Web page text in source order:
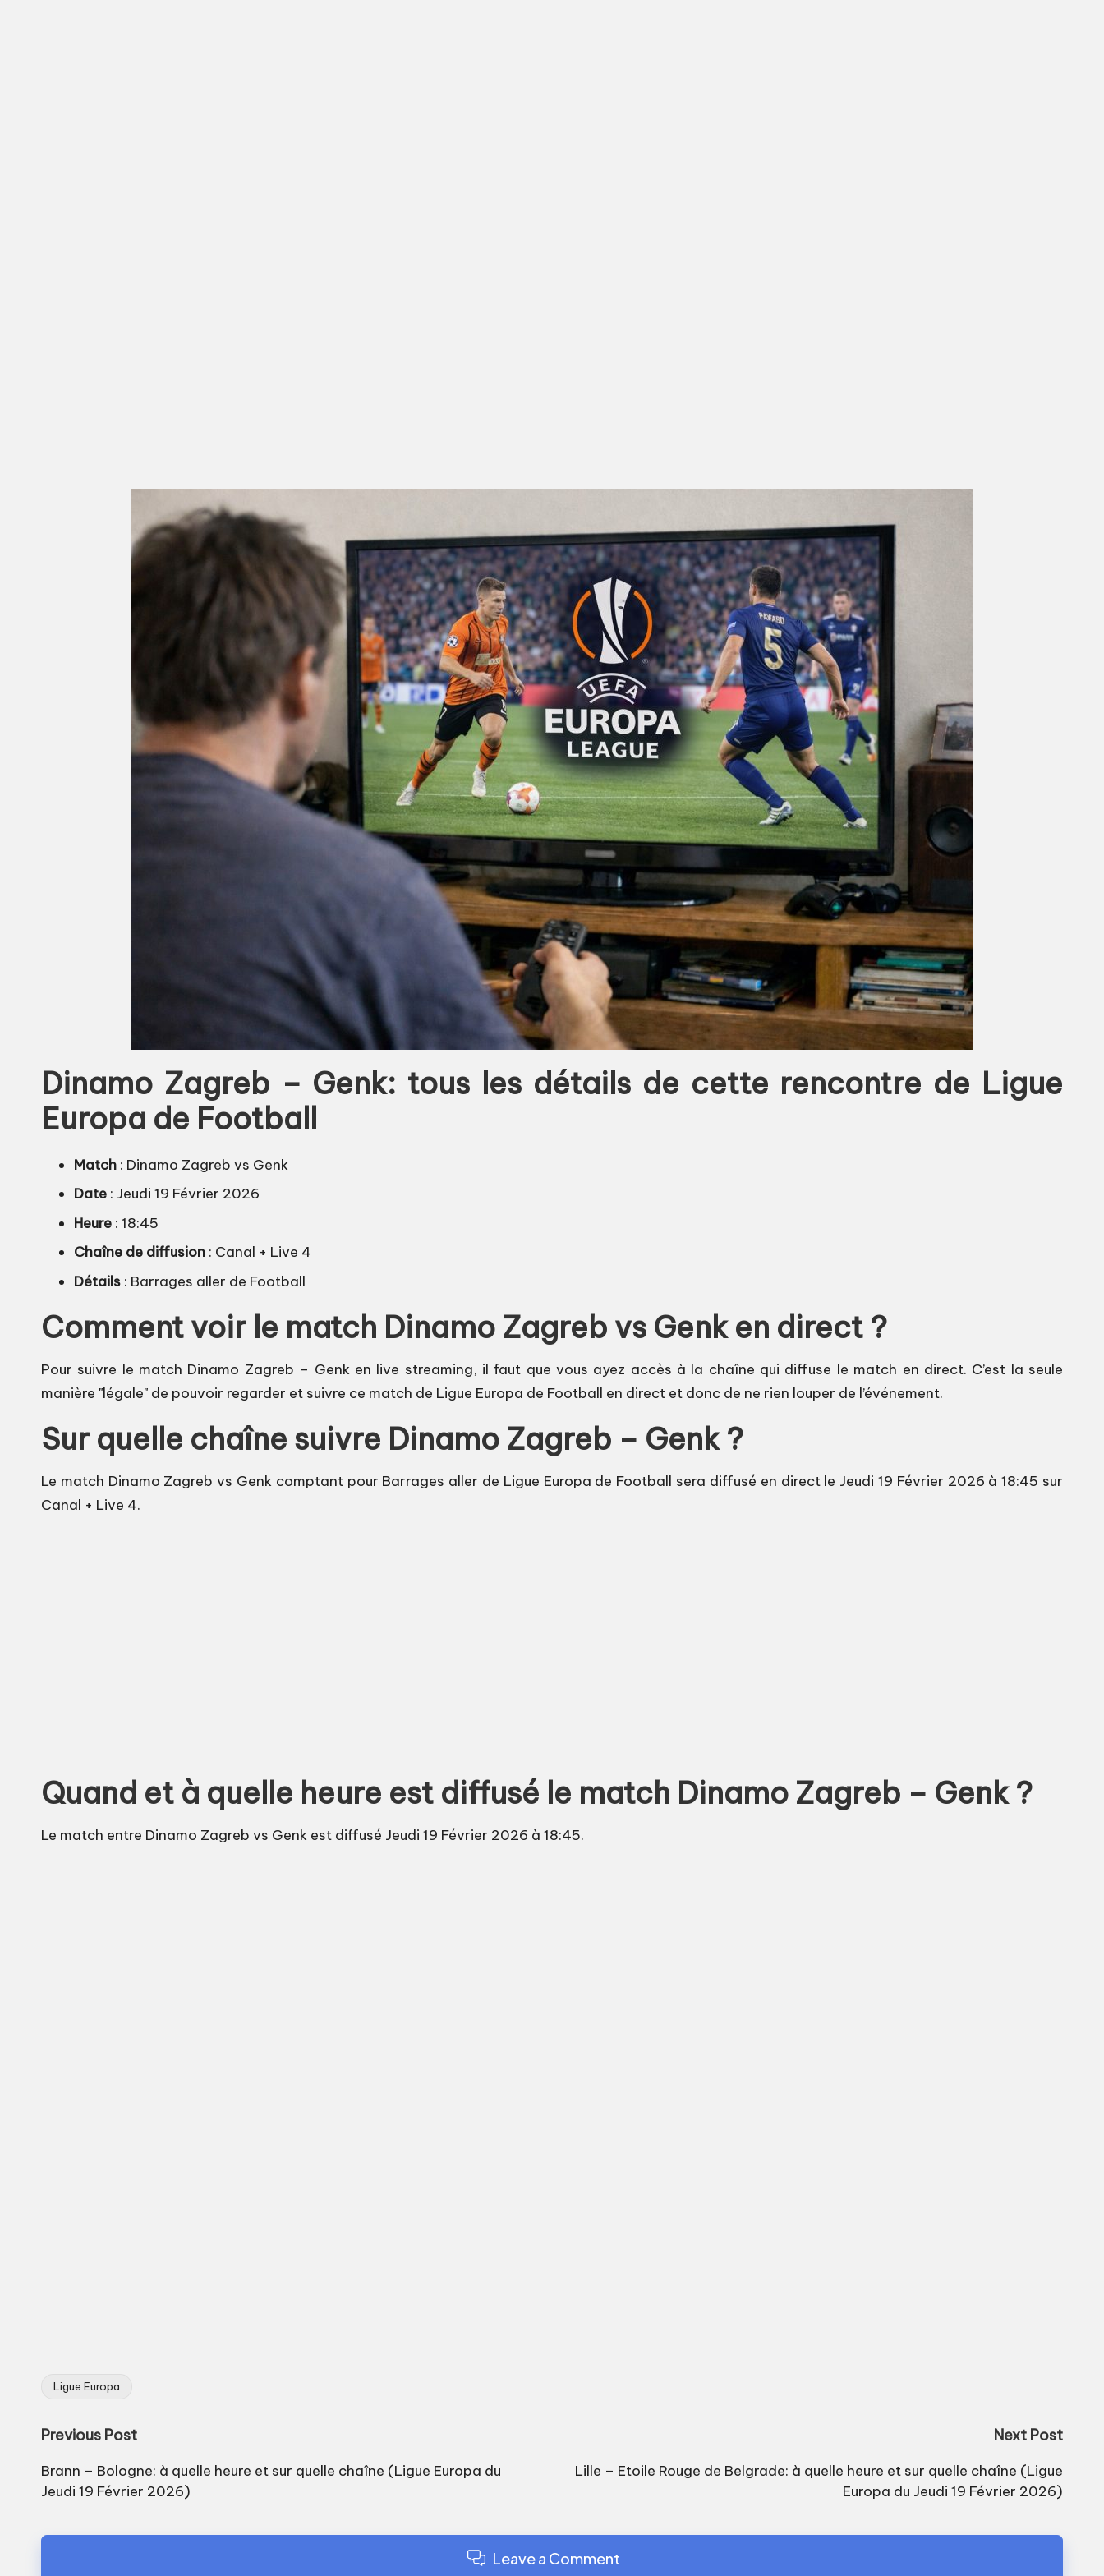
Dinamo Zagreb – Genk: tous les détails de cette rencontre de Ligue
Europa de Football
Match : Dinamo Zagreb vs Genk
Date : Jeudi 19 Février 2026
Heure : 18:45
Chaîne de diffusion : Canal + Live 4
Détails : Barrages aller de Football
Comment voir le match Dinamo Zagreb vs Genk en direct ?
Pour suivre le match Dinamo Zagreb – Genk en live streaming, il faut que vous ayez accès à la chaîne qui diffuse le match en direct. C’est la seule
manière "légale" de pouvoir regarder et suivre ce match de Ligue Europa de Football en direct et donc de ne rien louper de l’événement.
Sur quelle chaîne suivre Dinamo Zagreb – Genk ?
Le match Dinamo Zagreb vs Genk comptant pour Barrages aller de Ligue Europa de Football sera diffusé en direct le Jeudi 19 Février 2026 à 18:45 sur
Canal + Live 4.
Quand et à quelle heure est diffusé le match Dinamo Zagreb – Genk ?
Le match entre Dinamo Zagreb vs Genk est diffusé Jeudi 19 Février 2026 à 18:45.
Tags:
Ligue Europa
Post
navigation
Previous Post
Brann – Bologne: à quelle heure et sur quelle chaîne (Ligue Europa du
Jeudi 19 Février 2026)
Next Post
Lille – Etoile Rouge de Belgrade: à quelle heure et sur quelle chaîne (Ligue
Europa du Jeudi 19 Février 2026)
Leave a Comment